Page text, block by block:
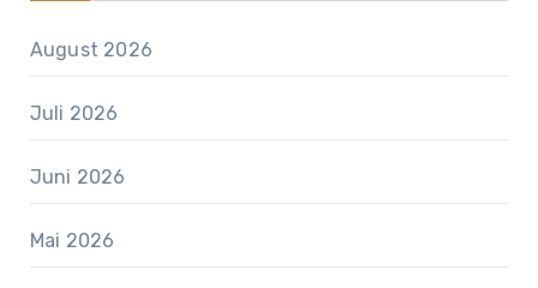
August 2026
Juli 2026
Juni 2026
Mai 2026